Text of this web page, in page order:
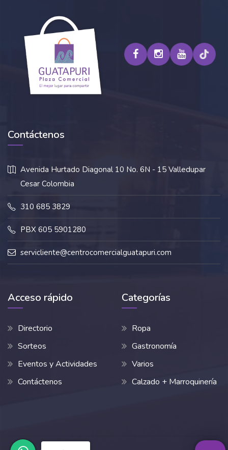
Contáctenos
Avenida Hurtado Diagonal 10 No. 6N - 15 Valledupar
Cesar Colombia
310 685 3829
PBX 605 5901280
servicliente@centrocomercialguatapuri.com
Acceso rápido
Directorio
Sorteos
Eventos y Actividades
Contáctenos
Categorías
Ropa
Gastronomía
Varios
Calzado + Marroquinería